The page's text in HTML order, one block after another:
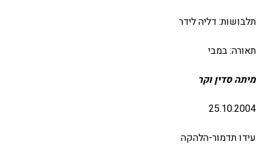
תלבושות: דליה לידר
תאורה: במבי
מיתה סדין וקר
25.10.2004
עידו תדמור-הלהקה